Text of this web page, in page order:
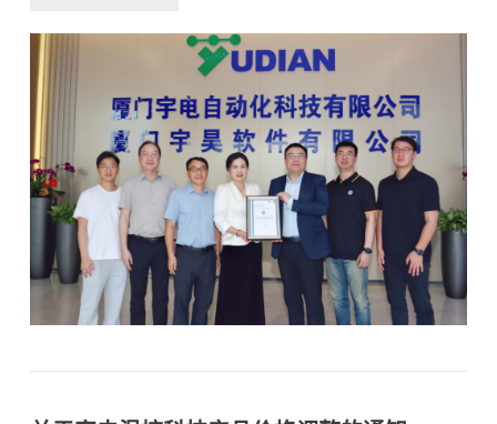
工业产品部高级经理宋磊、功能安全业务线经理顾俊豪
及双方核心团队成员出席本次活动。 严苛审核 产品安全
达国际一流水平 功能安全认证是衡量工业产品可靠性与
风险防控能力的核心标尺。TÜV南德作为全球领先的第
三方检测认证机构，其测试体系以流程严谨、标准严苛
著称，其SIL 认证对产品在特定极端风险环境下的稳定
性要求非常高，是产品高可靠性、高安全性的权威标
志。 本次认证由TÜV 南德德国总部与中国团队联合开
展，历时13个月，覆盖产品设计开发、硬件测试、软件